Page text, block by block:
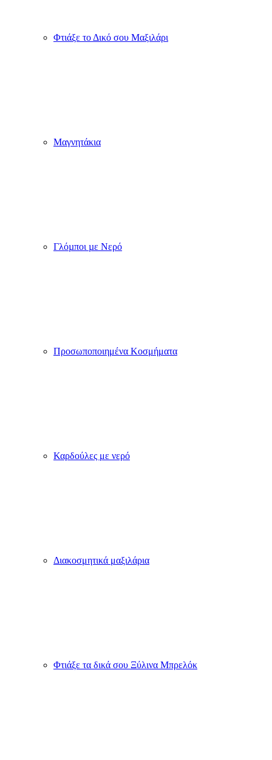
Φτιάξε το Δικό σου Μαξιλάρι
Μαγνητάκια
Γλόµποι µε Νερό
Προσωποποιημένα Κοσμήματα
Καρδούλες με νερό
Διακοσμητικά μαξιλάρια
Φτιάξε τα δικά σου Ξύλινα Μπρελόκ